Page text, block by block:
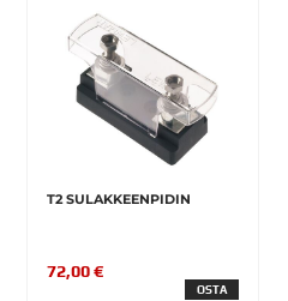
T2 SULAKKEENPIDIN
72,00 €
OSTA